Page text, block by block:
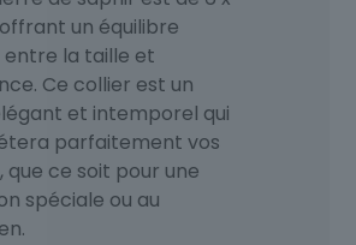
un équilibre
la taille et
Ce collier est un
et intemporel qui
parfaitement vos
que ce soit pour une
spéciale ou au